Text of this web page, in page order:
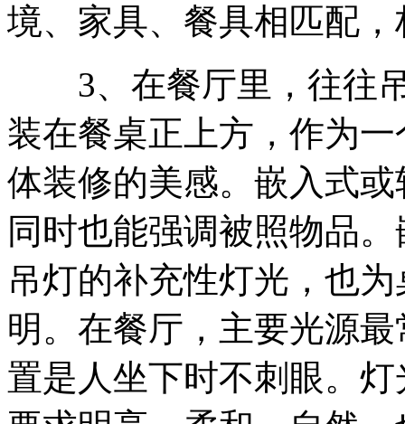
境、家具、餐具相匹配
3、在餐厅里，往往吊
装在餐桌正上方，作为
体装修的美感。嵌入式
同时也能强调被照物品
吊灯的补充性灯光，也
明。在餐厅，主要光源
置是人坐下时不刺眼。